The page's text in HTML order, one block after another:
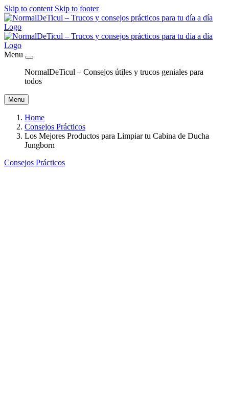
Skip to content Skip to footer
Menu
NormalDeTicul – Consejos útiles y trucos geniales para
todos
Menu
Home
Consejos Prácticos
Los Mejores Productos para Limpiar tu Cabina de Ducha
Jungborn
Consejos Prácticos